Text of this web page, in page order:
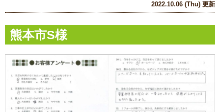
2022.10.06 (Thu) 更新
熊本市S様